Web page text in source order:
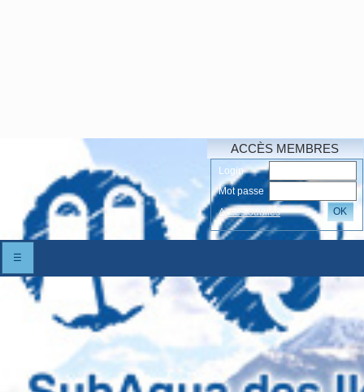
ACCÈS MEMBRES
Login
Mot passe
Accés oubliés
OK
☰